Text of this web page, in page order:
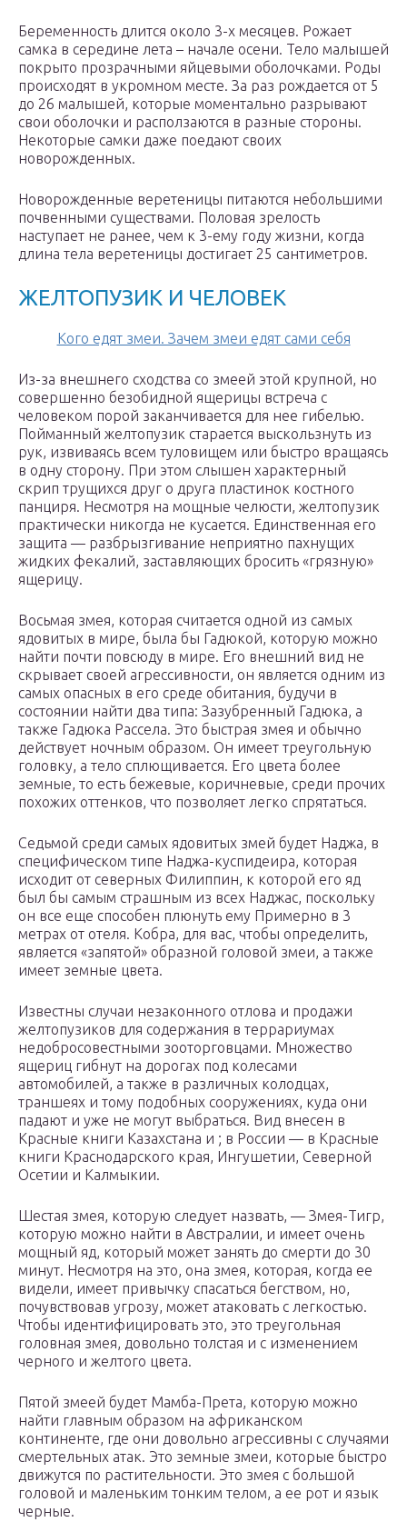
Беременность длится около 3-х месяцев. Рожает
самка в середине лета – начале осени. Тело малышей
покрыто прозрачными яйцевыми оболочками. Роды
происходят в укромном месте. За раз рождается от 5
до 26 малышей, которые моментально разрывают
свои оболочки и расползаются в разные стороны.
Некоторые самки даже поедают своих
новорожденных.
Новорожденные веретеницы питаются небольшими
почвенными существами. Половая зрелость
наступает не ранее, чем к 3-ему году жизни, когда
длина тела веретеницы достигает 25 сантиметров.
ЖЕЛТОПУЗИК И ЧЕЛОВЕК
Кого едят змеи. Зачем змеи едят сами себя
Из-за внешнего сходства со змеей этой крупной, но
совершенно безобидной ящерицы встреча с
человеком порой заканчивается для нее гибелью.
Пойманный желтопузик старается выскользнуть из
рук, извиваясь всем туловищем или быстро вращаясь
в одну сторону. При этом слышен характерный
скрип трущихся друг о друга пластинок костного
панциря. Несмотря на мощные челюсти, желтопузик
практически никогда не кусается. Единственная его
защита — разбрызгивание неприятно пахнущих
жидких фекалий, заставляющих бросить «грязную»
ящерицу.
Восьмая змея, которая считается одной из самых
ядовитых в мире, была бы Гадюкой, которую можно
найти почти повсюду в мире. Его внешний вид не
скрывает своей агрессивности, он является одним из
самых опасных в его среде обитания, будучи в
состоянии найти два типа: Зазубренный Гадюка, а
также Гадюка Рассела. Это быстрая змея и обычно
действует ночным образом. Он имеет треугольную
головку, а тело сплющивается. Его цвета более
земные, то есть бежевые, коричневые, среди прочих
похожих оттенков, что позволяет легко спрятаться.
Седьмой среди самых ядовитых змей будет Наджа, в
специфическом типе Наджа-куспидеира, которая
исходит от северных Филиппин, к которой его яд
был бы самым страшным из всех Наджас, поскольку
он все еще способен плюнуть ему Примерно в 3
метрах от отеля. Кобра, для вас, чтобы определить,
является «запятой» образной головой змеи, а также
имеет земные цвета.
Известны случаи незаконного отлова и продажи
желтопузиков для содержания в террариумах
недобросовестными зооторговцами. Множество
ящериц гибнут на дорогах под колесами
автомобилей, а также в различных колодцах,
траншеях и тому подобных сооружениях, куда они
падают и уже не могут выбраться. Вид внесен в
Красные книги Казахстана и ; в России — в Красные
книги Краснодарского края, Ингушетии, Северной
Осетии и Калмыкии.
Шестая змея, которую следует назвать, — Змея-Тигр,
которую можно найти в Австралии, и имеет очень
мощный яд, который может занять до смерти до 30
минут. Несмотря на это, она змея, которая, когда ее
видели, имеет привычку спасаться бегством, но,
почувствовав угрозу, может атаковать с легкостью.
Чтобы идентифицировать это, это треугольная
головная змея, довольно толстая и с изменением
черного и желтого цвета.
Пятой змеей будет Мамба-Прета, которую можно
найти главным образом на африканском
континенте, где они довольно агрессивны с случаями
смертельных атак. Это земные змеи, которые быстро
движутся по растительности. Это змея с большой
головой и маленьким тонким телом, а ее рот и язык
черные.